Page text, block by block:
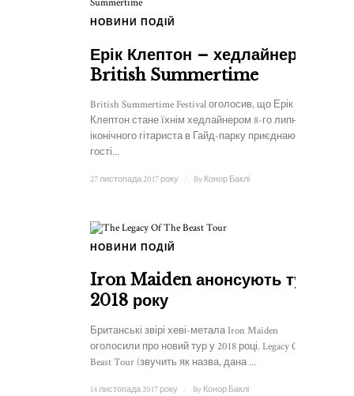
НОВИНИ ПОДІЙ
Ерік Клептон – хедлайнер
British Summertime
British Summertime Festival оголосив, що Ерік
Клептон стане їхнім хедлайнером 8-го липня. До
іконічного гітариста в Гайд-парку приєднаються
гості...
27 листопада 2017 року By Конор Баклі
НОВИНИ ПОДІЙ
Iron Maiden анонсують тур
2018 року
Британські звірі хеві-метала Iron Maiden
оголосили про новий тур у 2018 році. Legacy Of The
Beast Tour (звучить як назва, дана ...
14 листопада 2017 року By Конор Баклі